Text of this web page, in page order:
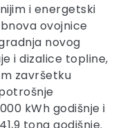
i energetski
ovojnice
novog
i dizalice topline,
završetku
kWh godišnje i